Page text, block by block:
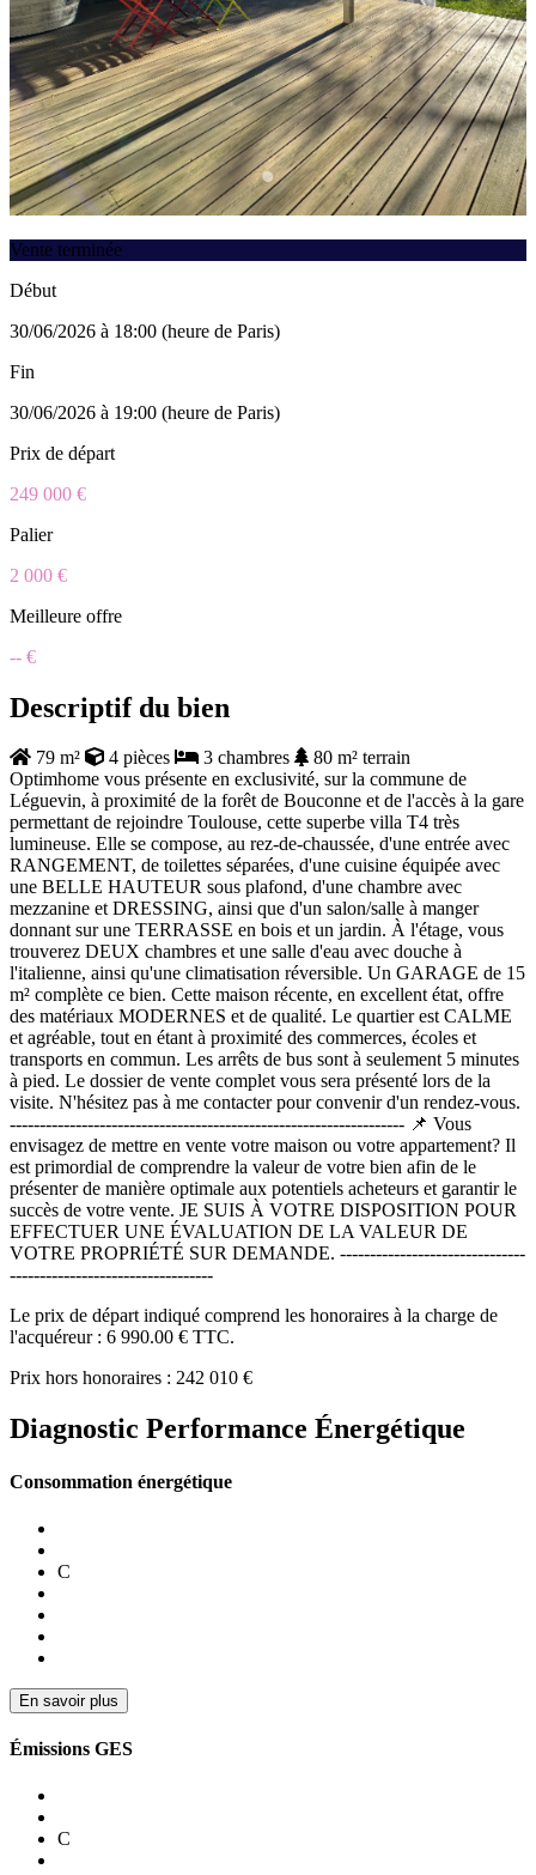
Vente terminée
Début
30/06/2026 à 18:00 (heure de Paris)
Fin
30/06/2026 à 19:00 (heure de Paris)
Prix de départ
249 000 €
Palier
2 000 €
Meilleure offre
-- €
Descriptif du bien
79 m² 4 pièces 3 chambres
80 m² terrain
Optimhome vous présente en exclusivité, sur la commune de
Léguevin, à proximité de la forêt de Bouconne et de l'accès à la gare
permettant de rejoindre Toulouse, cette superbe villa T4 très
lumineuse. Elle se compose, au rez-de-chaussée, d'une entrée avec
RANGEMENT, de toilettes séparées, d'une cuisine équipée avec
une BELLE HAUTEUR sous plafond, d'une chambre avec
mezzanine et DRESSING, ainsi que d'un salon/salle à manger
donnant sur une TERRASSE en bois et un jardin. À l'étage, vous
trouverez DEUX chambres et une salle d'eau avec douche à
l'italienne, ainsi qu'une climatisation réversible. Un GARAGE de 15
m² complète ce bien. Cette maison récente, en excellent état, offre
des matériaux MODERNES et de qualité. Le quartier est CALME
et agréable, tout en étant à proximité des commerces, écoles et
transports en commun. Les arrêts de bus sont à seulement 5 minutes
à pied. Le dossier de vente complet vous sera présenté lors de la
visite. N'hésitez pas à me contacter pour convenir d'un rendez-vous.
------------------------------------------------------------------ 📌 Vous
envisagez de mettre en vente votre maison ou votre appartement? Il
est primordial de comprendre la valeur de votre bien afin de le
présenter de manière optimale aux potentiels acheteurs et garantir le
succès de votre vente. JE SUIS À VOTRE DISPOSITION POUR
EFFECTUER UNE ÉVALUATION DE LA VALEUR DE
VOTRE PROPRIÉTÉ SUR DEMANDE. -------------------------------
----------------------------------
Le prix de départ indiqué comprend les honoraires à la charge de
l'acquéreur : 6 990.00 € TTC.
Prix hors honoraires : 242 010 €
Diagnostic Performance Énergétique
Consommation énergétique
C
En savoir plus
Émissions GES
C